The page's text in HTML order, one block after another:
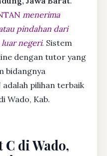
menerima
pindahan dari
luar negeri. Sistem
dengan tutor yang
bidangnya
adalah pilihan terbaik
Wado, Kab.
di Wado,